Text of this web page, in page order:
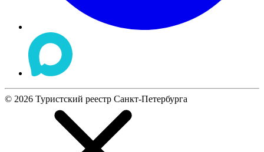
© 2026 Туристский реестр Санкт-Петербурга